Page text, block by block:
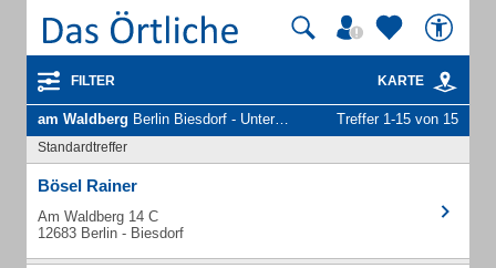
FILTER KARTE
am Waldberg Berlin Biesdorf - Unternehmen und Personen Treffer 1-15 von 15
Standardtreffer
Bösel Rainer
Am Waldberg 14 C
12683 Berlin - Biesdorf